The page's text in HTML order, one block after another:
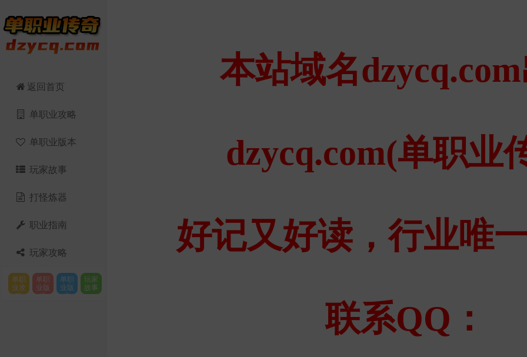
返回首页
单职业攻略
单职业版本
玩家故事
打怪炼器
职业指南
玩家攻略
单职
业攻
略
单职
业版
本
单职
业版
本
玩家
故事